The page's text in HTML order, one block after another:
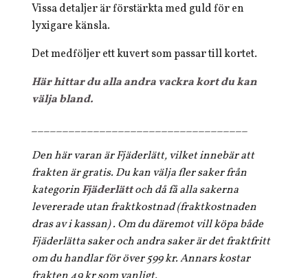
Vissa detaljer är förstärkta med guld för en
lyxigare känsla.
Det medföljer ett kuvert som passar till kortet.
Här hittar du alla andra vackra kort du kan
välja bland.
___________________________________
Den här varan är Fjäderlätt, vilket innebär att
frakten är gratis. Du kan välja fler saker från
kategorinFjäderlättoch då få alla sakerna
levererade utan fraktkostnad (fraktkostnaden
dras av i kassan) . Om du däremot vill köpa både
Fjäderlätta saker och andra saker är det fraktfritt
om du handlar för över 599 kr. Annars kostar